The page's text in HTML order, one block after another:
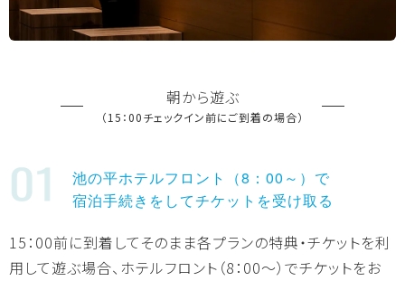
お食事
宿泊プラン 予約確認・変更
朝から遊ぶ
（15：00チェックイン前にご到着の場合）
池の平ホテルフロント（8：00～）で
宿泊手続きをしてチケットを受け取る
15：00前に到着してそのまま各プランの特典・チケットを利
用して遊ぶ場合、ホテルフロント（8：00～）でチケットをお